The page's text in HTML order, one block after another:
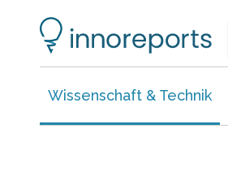
Wissenschaft & Technik